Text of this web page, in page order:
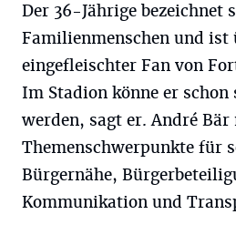
Der 36-Jährige bezeichnet
Familienmenschen und ist
eingefleischter Fan von
Im Stadion könne er
werden, sagt er. André
Themenschwerpunkte für
Bürgernähe,
Kommunikation und